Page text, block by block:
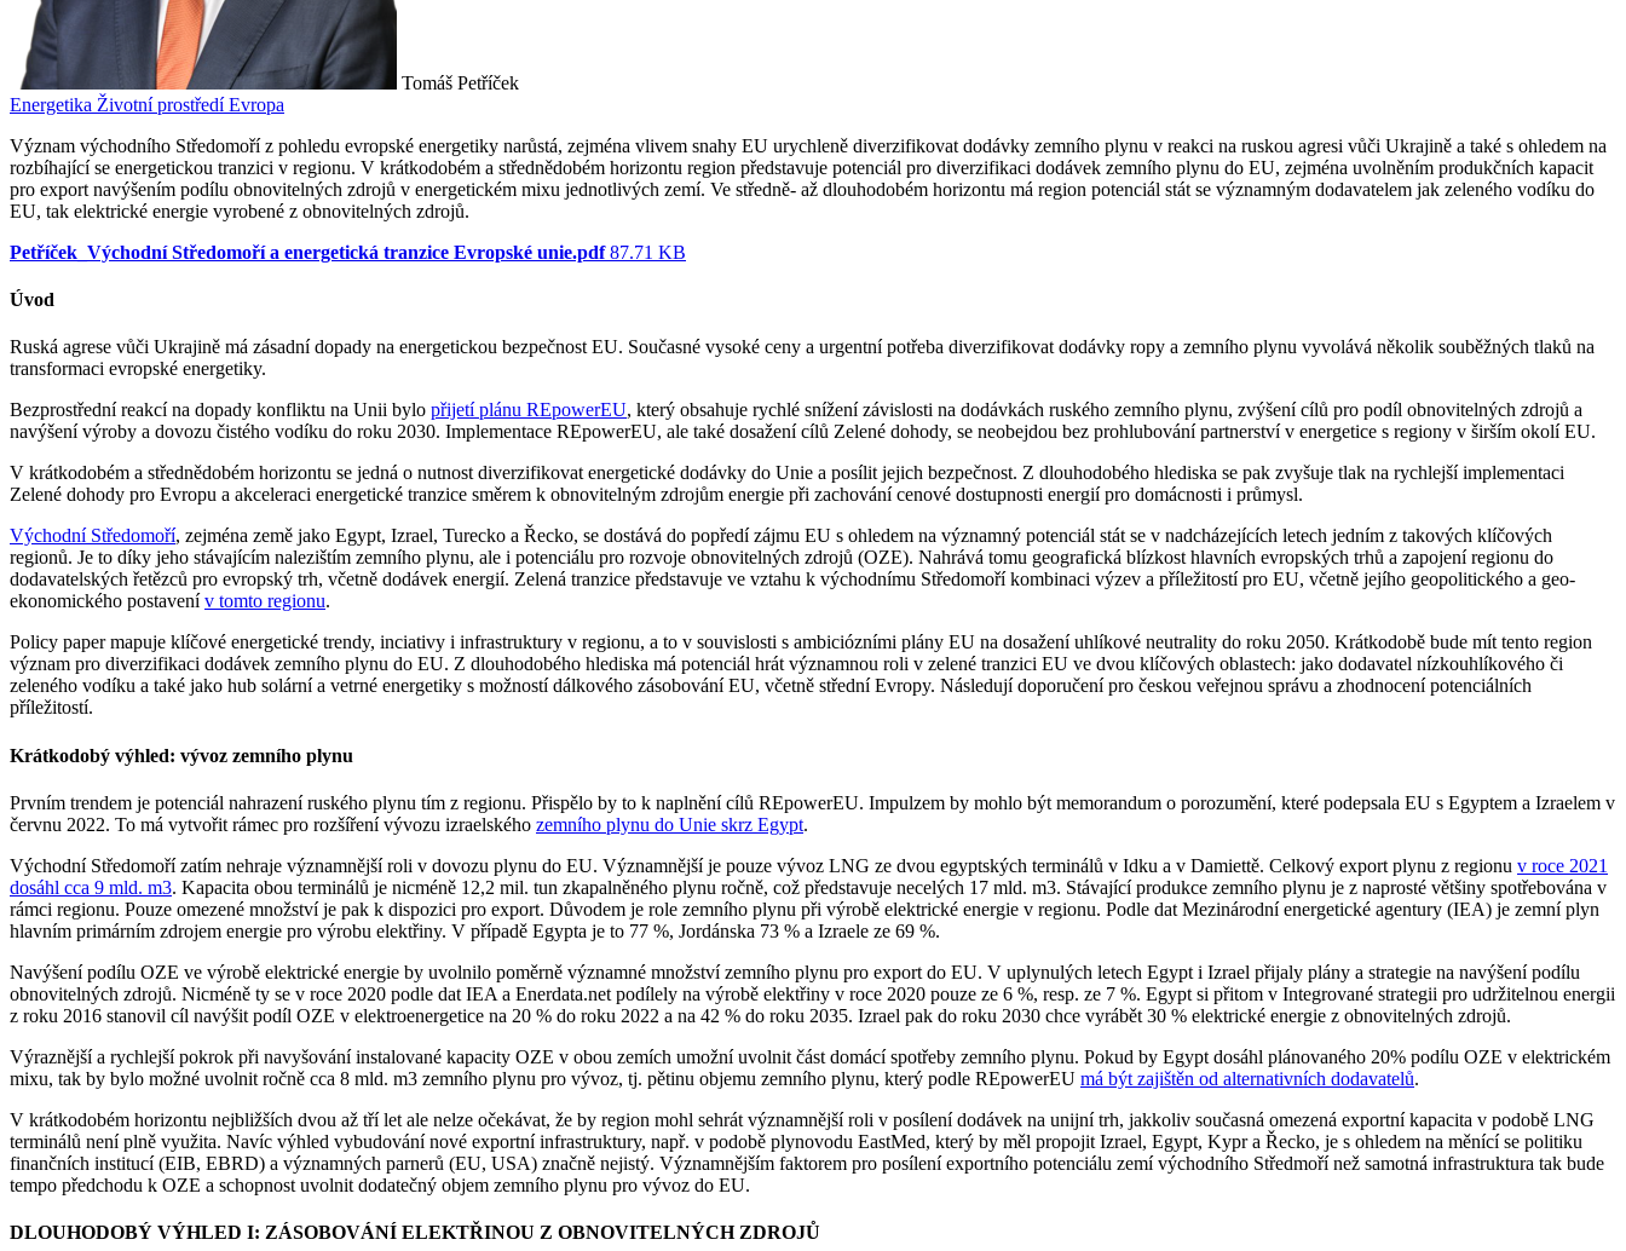
Tomáš Petříček
Energetika Životní prostředíEvropa
Význam východního Středomoří z pohledu evropské energetiky narůstá, zejména vlivem snahy EU urychleně diverzifikovat dodávky zemního plynu v reakci na ruskou agresi vůči Ukrajině a také s ohledem na
rozbíhající se energetickou tranzici v regionu. V krátkodobém a střednědobém horizontu region představuje potenciál pro diverzifikaci dodávek zemního plynu do EU, zejména uvolněním produkčních kapacit
pro export navýšením podílu obnovitelných zdrojů v energetickém mixu jednotlivých zemí. Ve středně- až dlouhodobém horizontu má region potenciál stát se významným dodavatelem jak zeleného vodíku do
EU, tak elektrické energie vyrobené z obnovitelných zdrojů.
Petříček_Východní Středomoří a energetická tranzice Evropské unie.pdf 87.71 KB
Úvod
Ruská agrese vůči Ukrajině má zásadní dopady na energetickou bezpečnost EU. Současné vysoké ceny a urgentní potřeba diverzifikovat dodávky ropy a zemního plynu vyvolává několik souběžných tlaků na
transformaci evropské energetiky.
Bezprostřední reakcí na dopady konfliktu na Unii bylo přijetí plánu REpowerEU, který obsahuje rychlé snížení závislosti na dodávkách ruského zemního plynu, zvýšení cílů pro podíl obnovitelných zdrojů a
navýšení výroby a dovozu čistého vodíku do roku 2030. Implementace REpowerEU, ale také dosažení cílů Zelené dohody, se neobejdou bez prohlubování partnerství v energetice s regiony v širším okolí EU.
V krátkodobém a střednědobém horizontu se jedná o nutnost diverzifikovat energetické dodávky do Unie a posílit jejich bezpečnost. Z dlouhodobého hlediska se pak zvyšuje tlak na rychlejší implementaci
Zelené dohody pro Evropu a akceleraci energetické tranzice směrem k obnovitelným zdrojům energie při zachování cenové dostupnosti energií pro domácnosti i průmysl.
Východní Středomoří, zejména země jako Egypt, Izrael, Turecko a Řecko, se dostává do popředí zájmu EU s ohledem na významný potenciál stát se v nadcházejících letech jedním z takových klíčových
regionů. Je to díky jeho stávajícím nalezištím zemního plynu, ale i potenciálu pro rozvoje obnovitelných zdrojů (OZE). Nahrává tomu geografická blízkost hlavních evropských trhů a zapojení regionu do
dodavatelských řetězců pro evropský trh, včetně dodávek energií. Zelená tranzice představuje ve vztahu k východnímu Středomoří kombinaci výzev a příležitostí pro EU, včetně jejího geopolitického a geo-
ekonomického postavenív tomto regionu.
Policy paper mapuje klíčové energetické trendy, inciativy i infrastruktury v regionu, a to v souvislosti s ambiciózními plány EU na dosažení uhlíkové neutrality do roku 2050. Krátkodobě bude mít tento region
význam pro diverzifikaci dodávek zemního plynu do EU. Z dlouhodobého hlediska má potenciál hrát významnou roli v zelené tranzici EU ve dvou klíčových oblastech: jako dodavatel nízkouhlíkového či
zeleného vodíku a také jako hub solární a vetrné energetiky s možností dálkového zásobování EU, včetně střední Evropy. Následují doporučení pro českou veřejnou správu a zhodnocení potenciálních
příležitostí.
Krátkodobý výhled: vývoz zemního plynu
Prvním trendem je potenciál nahrazení ruského plynu tím z regionu. Přispělo by to k naplnění cílů REpowerEU. Impulzem by mohlo být memorandum o porozumění, které podepsala EU s Egyptem a Izraelem v
červnu 2022. To má vytvořit rámec pro rozšíření vývozu izraelského zemního plynu do Unie skrz Egypt.
Východní Středomoří zatím nehraje významnější roli v dovozu plynu do EU. Významnější je pouze vývoz LNG ze dvou egyptských terminálů v Idku a v Damiettě. Celkový export plynu z regionu v roce 2021
dosáhl cca 9 mld. m3. Kapacita obou terminálů je nicméně 12,2 mil. tun zkapalněného plynu ročně, což představuje necelých 17 mld. m3. Stávající produkce zemního plynu je z naprosté většiny spotřebována v
rámci regionu. Pouze omezené množství je pak k dispozici pro export. Důvodem je role zemního plynu při výrobě elektrické energie v regionu. Podle dat Mezinárodní energetické agentury (IEA) je zemní plyn
hlavním primárním zdrojem energie pro výrobu elektřiny. V případě Egypta je to 77 %, Jordánska 73 % a Izraele ze 69 %.
Navýšení podílu OZE ve výrobě elektrické energie by uvolnilo poměrně významné množství zemního plynu pro export do EU. V uplynulých letech Egypt i Izrael přijaly plány a strategie na navýšení podílu
obnovitelných zdrojů. Nicméně ty se v roce 2020 podle dat IEA a Enerdata.net podílely na výrobě elektřiny v roce 2020 pouze ze 6 %, resp. ze 7 %. Egypt si přitom v Integrované strategii pro udržitelnou energii
z roku 2016 stanovil cíl navýšit podíl OZE v elektroenergetice na 20 % do roku 2022 a na 42 % do roku 2035. Izrael pak do roku 2030 chce vyrábět 30 % elektrické energie z obnovitelných zdrojů.
Výraznější a rychlejší pokrok při navyšování instalované kapacity OZE v obou zemích umožní uvolnit část domácí spotřeby zemního plynu. Pokud by Egypt dosáhl plánovaného 20% podílu OZE v elektrickém
mixu, tak by bylo možné uvolnit ročně cca 8 mld. m3 zemního plynu pro vývoz, tj. pětinu objemu zemního plynu, který podle REpowerEU má být zajištěn od alternativních dodavatelů.
V krátkodobém horizontu nejbližších dvou až tří let ale nelze očekávat, že by region mohl sehrát významnější roli v posílení dodávek na unijní trh, jakkoliv současná omezená exportní kapacita v podobě LNG
terminálů není plně využita. Navíc výhled vybudování nové exportní infrastruktury, např. v podobě plynovodu EastMed, který by měl propojit Izrael, Egypt, Kypr a Řecko, je s ohledem na měnící se politiku
finančních institucí (EIB, EBRD) a významných parnerů (EU, USA) značně nejistý. Významnějším faktorem pro posílení exportního potenciálu zemí východního Středmoří než samotná infrastruktura tak bude
tempo předchodu k OZE a schopnost uvolnit dodatečný objem zemního plynu pro vývoz do EU.
DLOUHODOBÝ VÝHLED I: ZÁSOBOVÁNÍ ELEKTŘINOU Z OBNOVITELNÝCH ZDROJŮ